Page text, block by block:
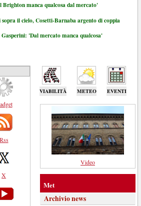
Brighton manca qualcosa dal mercato'
il cielo, Cosetti-Barnaba argento di coppia
'Dal mercato manca qualcosa'
VIABILITÀ METEO EVENTI
Rss
X
Video
Met
Archivio news